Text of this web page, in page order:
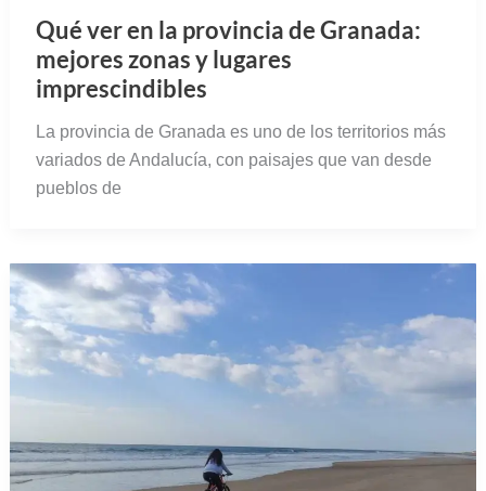
Qué ver en la provincia de Granada:
mejores zonas y lugares
imprescindibles
La provincia de Granada es uno de los territorios más
variados de Andalucía, con paisajes que van desde
pueblos de